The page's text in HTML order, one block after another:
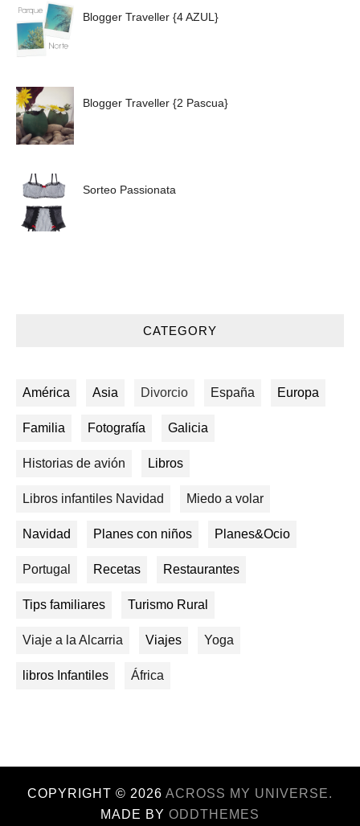
Blogger Traveller {4 AZUL}
Blogger Traveller {2 Pascua}
Sorteo Passionata
CATEGORY
América Asia Divorcio España Europa
Familia Fotografía Galicia
Historias de avión Libros
Libros infantiles Navidad Miedo a volar
Navidad Planes con niños Planes&Ocio
Portugal Recetas Restaurantes
Tips familiares Turismo Rural
Viaje a la Alcarria Viajes Yoga
libros Infantiles África
COPYRIGHT © 2026 ACROSS MY UNIVERSE.
MADE BY ODDTHEMES